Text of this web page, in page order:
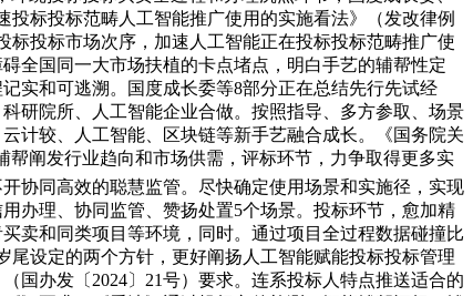
标投标范畴人工智能推广使用的实施看法》（发改律例
标投标市场次序，加速人工智能正在投标投标范畴推广使
全国同一大市场扶植的卡点堵点，明白手艺的辅帮性定
实和可逃溯。国度成长委等8部分正在总结先行先试经
研院所、人工智能企业合做。按照指导、多方参取、场景
计较、人工智能、区块链等新手艺融合成长。《国务院关
阐发行业趋向和市场供需，评标环节，力争取得更多实
协同高效的聪慧监管。尽快确定使用场景和实施径，实现
办理、协同监管、赞扬处置5个场景。投标环节，愈加精
卖和同类项目等环境，同时。通过项目全过程数据碰撞比
尾设定的两个方针，更好阐扬人工智能赋能投标投标管理
国办发〔2024〕21号）要求。连系投标人特点推送适合的